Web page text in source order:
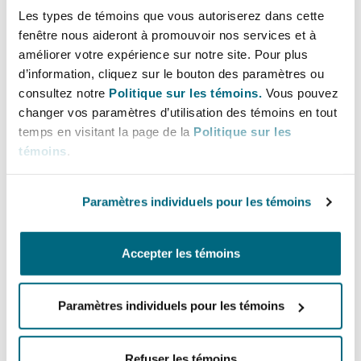
Les types de témoins que vous autoriserez dans cette
fenêtre nous aideront à promouvoir nos services et à
améliorer votre expérience sur notre site. Pour plus
d’information, cliquez sur le bouton des paramètres ou
consultez notre Politique sur les témoins. Vous pouvez
changer vos paramètres d’utilisation des témoins en tout
temps en visitant la page de la Politique sur les
témoins.
Paramètres individuels pour les témoins
Accepter les témoins
Paramètres individuels pour les témoins
Entretien, réparation et
Droit aérien commercial
Satellites et espace
Couverture d’assurance
Droit maritime
Risques politiques et crédit
produits
Jersey
County
The St Botolph Building
Bulletins
Lignes directes
+44 (0) 161 240 2870
+44 (0) 773 986 1680
ben.parsons@clydeco.com
Bureau principal
Manchester, 2 New Bailey
+44 161 236 2002
+44 333 3000 232
Régions couvertes